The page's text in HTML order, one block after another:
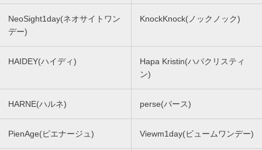
NeoSight1day(ネオサイトワン
デー)
KnockKnock(ノックノック)
HAIDEY(ハイディ)
Hapa Kristin(ハパクリスティ
ン)
HARNE(ハルネ) perse(パース)
PienAge(ピエナージュ) Viewm1day(ビュームワンデー)